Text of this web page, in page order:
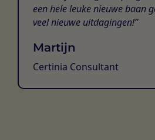
een hele leuke nieuwe baan
veel nieuwe uitdagingen!
Martijn
Certinia Consultant